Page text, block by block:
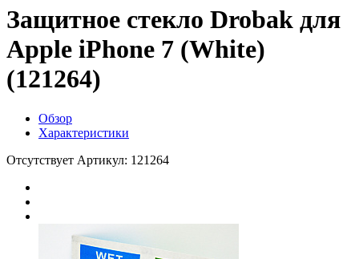
Защитное стекло Drobak для
Apple iPhone 7 (White)
(121264)
Обзор
Характеристики
Отсутствует Артикул: 121264